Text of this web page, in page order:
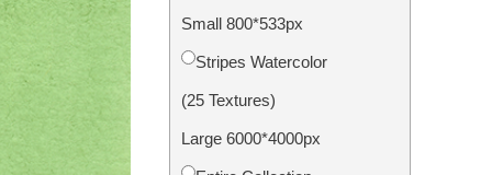
Valokuvan restaurointi
Small 800*533px
Stripes Watercolor
(25 Textures)
Large 6000*4000px